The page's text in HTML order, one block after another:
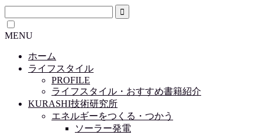
MENU
ホーム
ライフスタイル
PROFILE
ライフスタイル・おすすめ書籍紹介
KURASHI技術研究所
エネルギーをつくる・つかう
ソーラー発電